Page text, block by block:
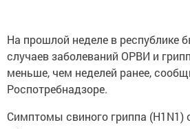
На прошлой неделе в республике
случаев заболеваний ОРВИ и
меньше, чем неделей ранее,
Роспотребнадзоре.
Симптомы свиного гриппа